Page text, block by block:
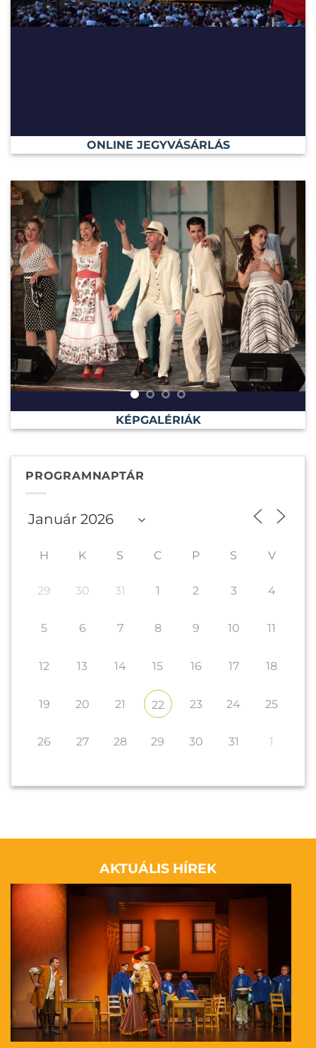
ONLINE JEGYVÁSÁRLÁS
KÉPGALÉRIÁK
PROGRAMNAPTÁR
H K S C P S V
29 30 31 1 2 3 4
5 6 7 8 9 10 11
12 13 14 15 16 17 18
19 20 21 22 23 24 25
26 27 28 29 30 31 1
AKTUÁLIS HÍREK